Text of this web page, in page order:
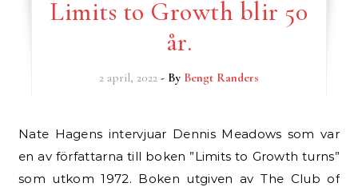
Limits to Growth blir 50
år.
2 april, 2022 - By Bengt Randers
Nate Hagens intervjuar Dennis Meadows som var
en av författarna till boken ”Limits to Growth turns”
som utkom 1972. Boken utgiven av The Club of